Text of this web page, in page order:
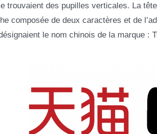
trouvaient des pupilles verticales. La
composée de deux caractères et de
le nom chinois de la marque :